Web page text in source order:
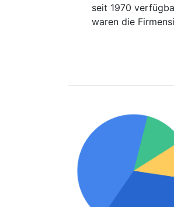
seit 1970
waren die